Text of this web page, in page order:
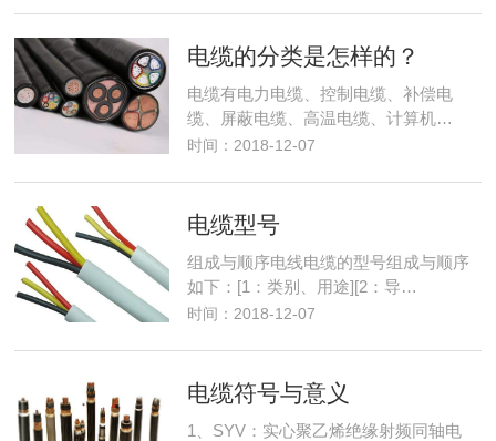
电缆的分类是怎样的？
电缆有电力电缆、控制电缆、补偿电
缆、屏蔽电缆、高温电缆、计算机…
时间：2018-12-07
电缆型号
组成与顺序电线电缆的型号组成与顺序
如下：[1：类别、用途][2：导…
时间：2018-12-07
电缆符号与意义
1、SYV：实心聚乙烯绝缘射频同轴电